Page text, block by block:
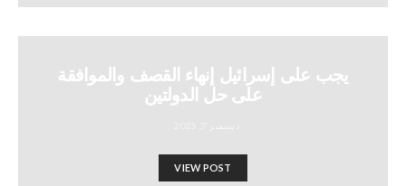
يجب على إسرائيل إنهاء القصف والموافقة
على حل الدولتين
VIEW POST